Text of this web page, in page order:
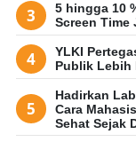
5 hingga 10
Screen Time
YLKI
Publik Lebih
Hadirkan
Cara
Sehat Sejak